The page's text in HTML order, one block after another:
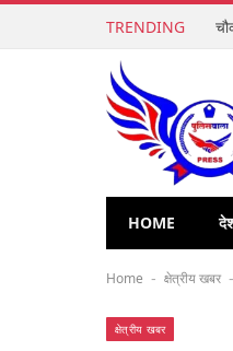
TRENDING
HOME
Home - क्षेत्रीय खबर -
क्षेत्रीय खबर